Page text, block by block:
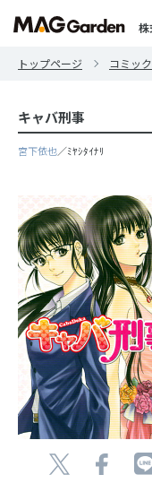
トップページ コミッ
キャバ刑事
宮下依也／ﾐﾔｼﾀｲﾅﾘ